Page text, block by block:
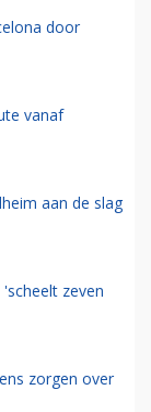
door
vanaf
aan de slag
zeven
zorgen over